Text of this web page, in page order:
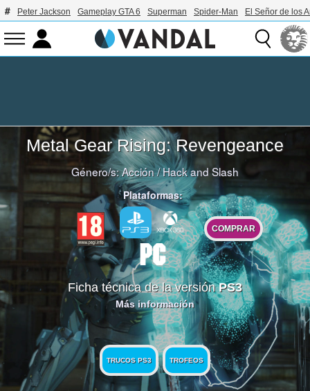
Peter Jackson Gameplay GTA 6 Superman Spider-Man El Señor de los
Metal Gear Rising: Revengeance
Género/s:Acción/Hack and Slash
Plataformas:
COMPRAR
Ficha técnica de la versiónPS3
Más información
TRUCOS PS3 TROFEOS